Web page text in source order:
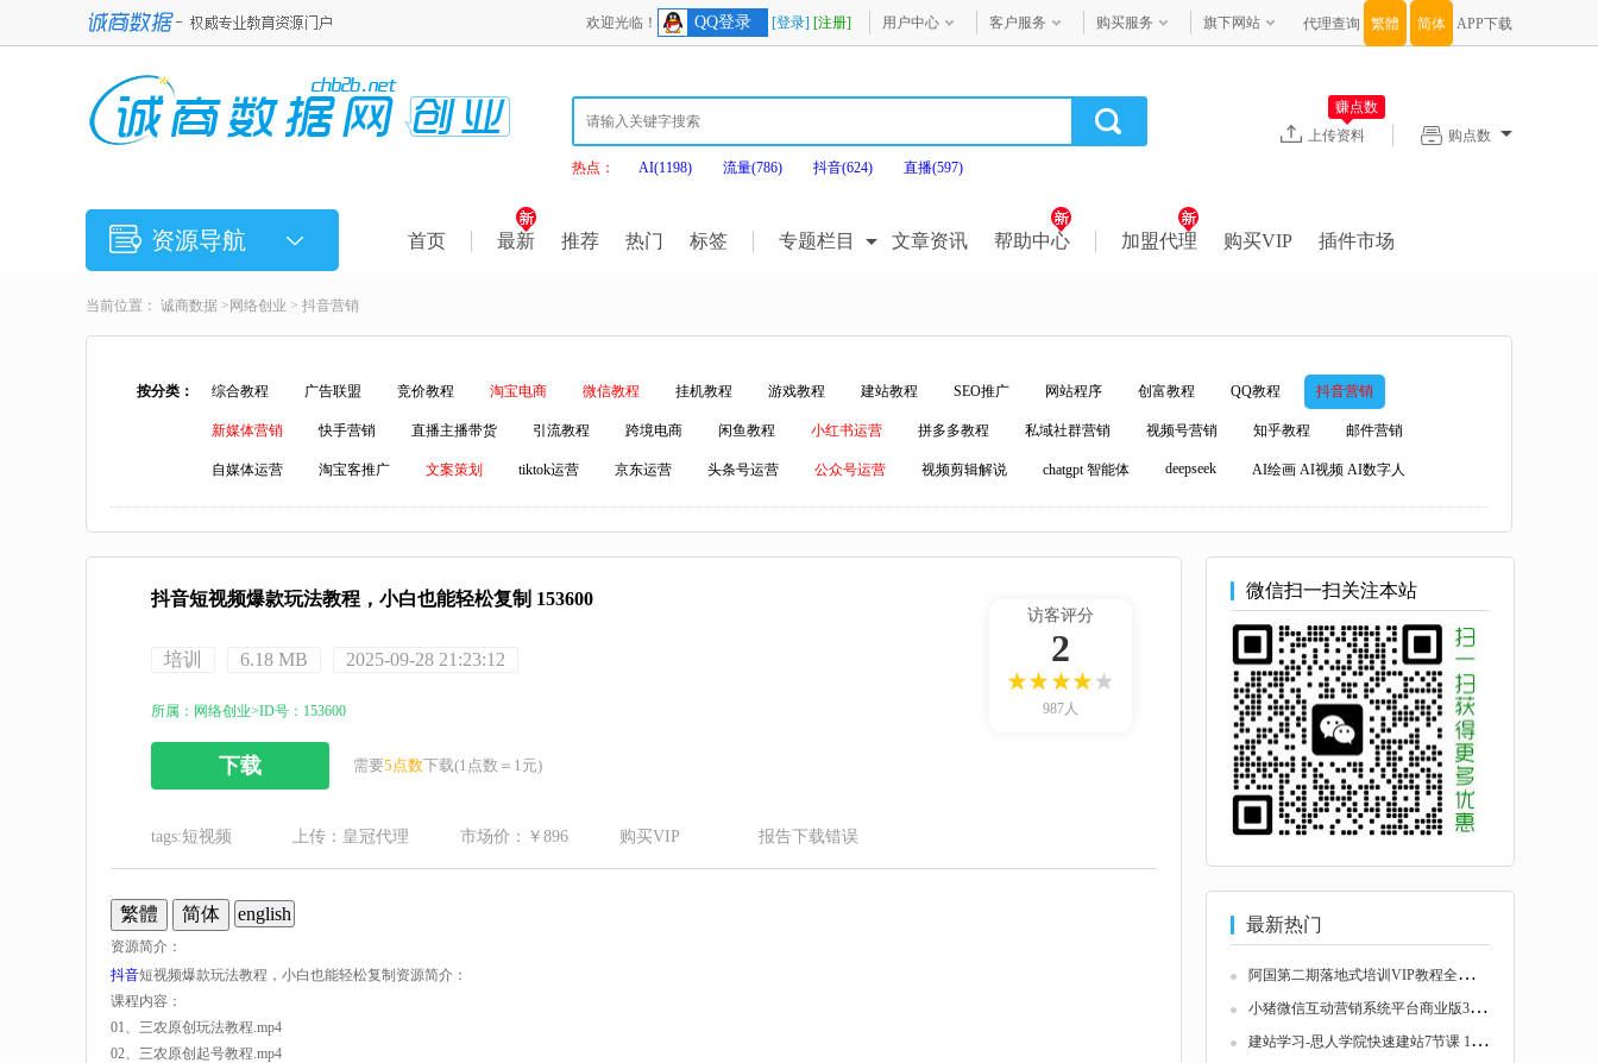
欢迎光临！ QQ登录 [登录] [注册] 用户中心 客户服务 购买服务 旗下网站 代理查询 APP下载
热点： AI(1198) 流量(786) 抖音(624) 直播(597)
购点数
上传资料
赚点数
资源导航 首页 最新 推荐 热门 标签 专题栏目 文章资讯 帮助中心 加盟代理 购买VIP 插件市场
当前位置： 诚商数据 > 网络创业 > 抖音营销
按分类： 综合教程 广告联盟 竞价教程 淘宝电商 微信教程 挂机教程 游戏教程 建站教程 SEO推广 网站程序 创富教程 QQ教程 抖音营销
新媒体营销 快手营销 直播主播带货 引流教程 跨境电商 闲鱼教程 小红书运营 拼多多教程 私域社群营销 视频号营销 知乎教程 邮件营销
自媒体运营 淘宝客推广 文案策划 tiktok运营 京东运营 头条号运营 公众号运营 视频剪辑解说 chatgpt 智能体 deepseek AI绘画 AI视频 AI数字人
抖音短视频爆款玩法教程，小白也能轻松复制 153600
培训 6.18 MB 2025-09-28 21:23:12
所属：网络创业>ID号：153600
下载 需要5点数下载(1点数＝1元)
访客评分
2
987人
tags:短视频 上传：皇冠代理 市场价：￥896 购买VIP 报告下载错误
english
资源简介：
抖音短视频爆款玩法教程，小白也能轻松复制资源简介：
课程内容：
01、三农原创玩法教程.mp4
02、三农原创起号教程.mp4
微信扫一扫关注本站
最新热门
阿
国第二期落地式培训VIP教程全套高清价值600...
小
猪微信互动营销系统平台商业版360全景+手机...
建
站学习-思人学院快速建站7节课 126819